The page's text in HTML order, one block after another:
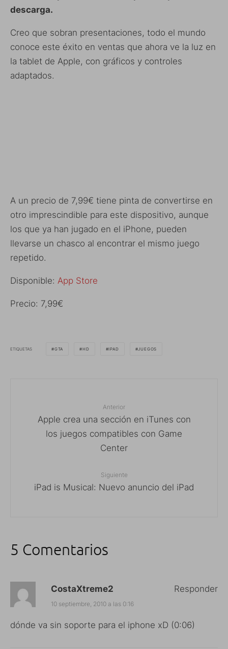
descarga.
Creo que sobran presentaciones, todo el mundo
conoce este éxito en ventas que ahora ve la luz en
la tablet de Apple, con gráficos y controles
adaptados.
A un precio de 7,99€ tiene pinta de convertirse en
otro imprescindible para este dispositivo, aunque
los que ya han jugado en el iPhone, pueden
llevarse un chasco al encontrar el mismo juego
repetido.
Disponible: App Store
Precio: 7,99€
ETIQUETAS GTA HD IPAD JUEGOS
Anterior
Apple crea una sección en iTunes con
los juegos compatibles con Game
Center
Siguiente
iPad is Musical: Nuevo anuncio del iPad
5 Comentarios
CostaXtreme2
10 septiembre, 2010 a las 0:16
dónde va sin soporte para el iphone xD (0:06)
Responder